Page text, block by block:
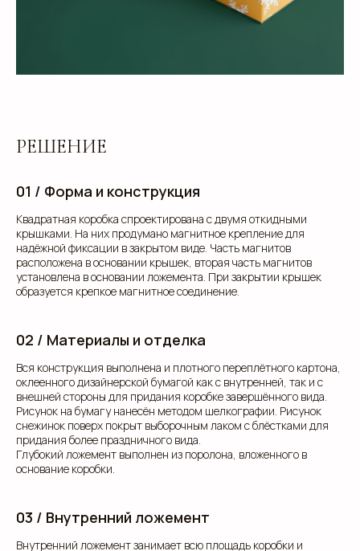
РЕШЕНИЕ
01 / Форма и конструкция
Квадратная коробка спроектирована с двумя откидными
крышками. На них продумано магнитное крепление для
надёжной фиксации в закрытом виде. Часть магнитов
расположена в основании крышек, вторая часть магнитов
установлена в основании ложемента. При закрытии крышек
образуется крепкое магнитное соединение.
02 / Материалы и отделка
Вся конструкция выполнена и плотного переплётного картона,
оклеенного дизайнерской бумагой как с внутренней, так и с
внешней стороны для придания коробке завершённого вида.
Рисунок на бумагу нанесён методом шелкографии. Рисунок
снежинок поверх покрыт выборочным лаком с блёстками для
придания более праздничного вида.
Глубокий ложемент выполнен из поролона, вложенного в
основание коробки.
03 / Внутренний ложемент
Внутренний ложемент занимает всю площадь коробки и